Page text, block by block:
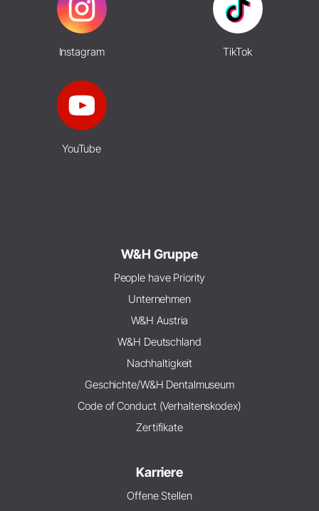
Instagram TikTok
YouTube
W&H Gruppe
People have Priority
Unternehmen
W&H Austria
W&H Deutschland
Nachhaltigkeit
Geschichte/W&H Dentalmuseum
Code of Conduct (Verhaltenskodex)
Zertifikate
Karriere
Offene Stellen